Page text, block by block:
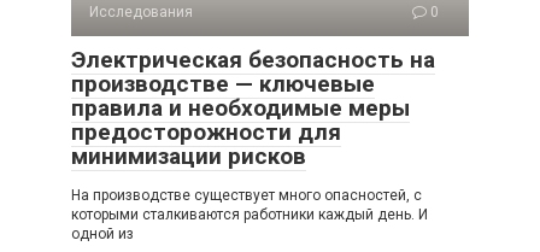
Исследования 0
Электрическая безопасность на
производстве — ключевые
правила и необходимые меры
предосторожности для
минимизации рисков
На производстве существует много опасностей, с
которыми сталкиваются работники каждый день. И
одной из